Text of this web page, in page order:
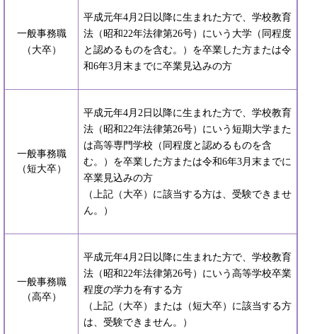
一般事務職
（大卒）
平成元年4月2日以降に生まれた方で、学校教育
法（昭和22年法律第26号）にいう大学（同程度
と認めるものを含む。）を卒業した方または令
和6年3月末までに卒業見込みの方
一般事務職
（短大卒）
平成元年4月2日以降に生まれた方で、学校教育
法（昭和22年法律第26号）にいう短期大学また
は高等専門学校（同程度と認めるものを含
む。）を卒業した方または令和6年3月末までに
卒業見込みの方
（上記（大卒）に該当する方は、受験できませ
ん。）
一般事務職
（高卒）
平成元年4月2日以降に生まれた方で、学校教育
法（昭和22年法律第26号）にいう高等学校卒業
程度の学力を有する方
（上記（大卒）または（短大卒）に該当する方
は、受験できません。）